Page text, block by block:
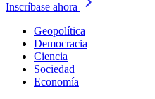
Inscríbase ahora
Geopolítica
Democracia
Ciencia
Sociedad
Economía